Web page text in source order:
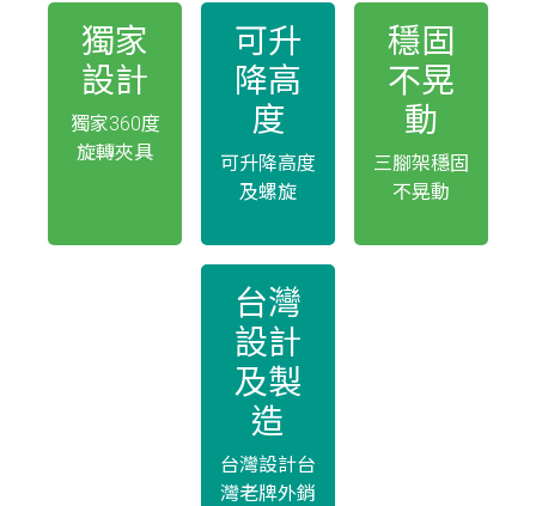
獨家
設計
獨家360度
旋轉夾具
可升
降高
度
可升降高度
及螺旋
穩固
不晃
動
三腳架穩固
不晃動
台灣
設計
及製
造
台灣設計台
灣老牌外銷